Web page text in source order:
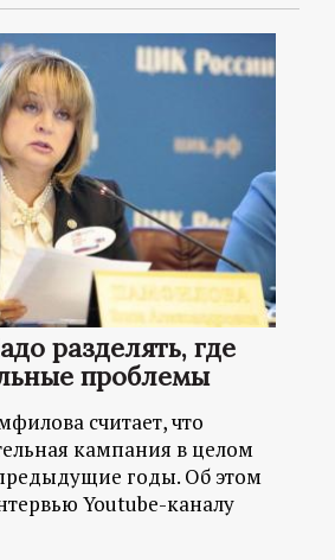
разделять, где
проблемы
считает, что
кампания в целом
годы. Об этом
Youtube-каналу